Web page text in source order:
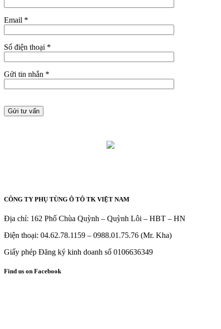
Email *
Số điện thoại *
Gửi tin nhắn *
CÔNG TY PHỤ TÙNG Ô TÔ TK VIỆT NAM
Địa chỉ: 162 Phố Chùa Quỳnh – Quỳnh Lôi – HBT – HN
Điện thoại: 04.62.78.1159 – 0988.01.75.76 (Mr. Kha)
Giấy phép Đăng ký kinh doanh số 0106636349
Find us on Facebook